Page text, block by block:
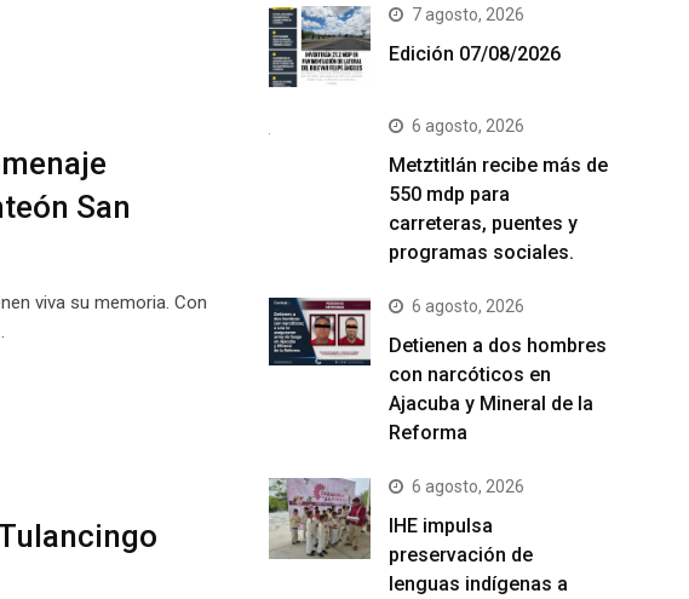
San
viva su memoria. Con
7 agosto, 2026
Edición 07/08/2026
6 agosto, 2026
Metztitlán recibe más de
550 mdp para
carreteras, puentes y
programas sociales.
6 agosto, 2026
Detienen a dos hombres
con narcóticos en
Ajacuba y Mineral de la
Reforma
6 agosto, 2026
IHE impulsa
preservación de
lenguas indígenas a